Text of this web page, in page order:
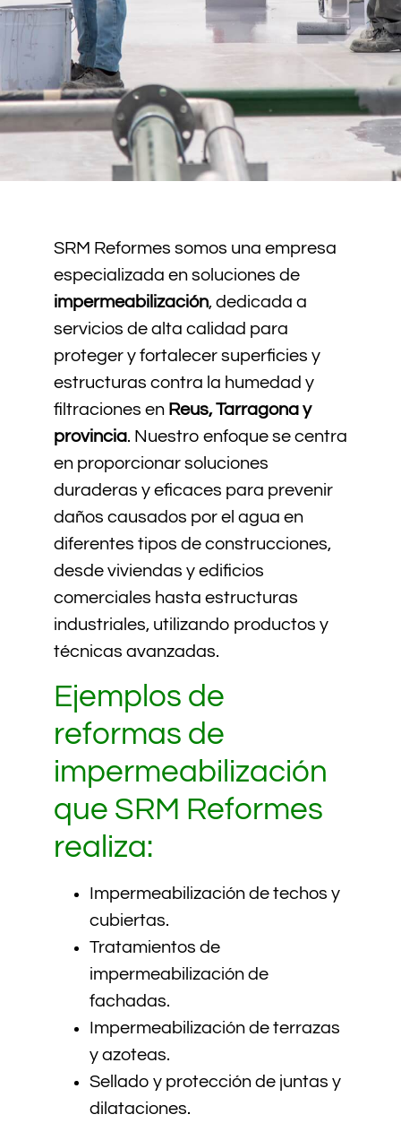
SRM Reformes somos una empresa
especializada en soluciones de
impermeabilización, dedicada a
servicios de alta calidad para
proteger y fortalecer superficies y
estructuras contra la humedad y
filtraciones en Reus, Tarragona y
provincia. Nuestro enfoque se centra
en proporcionar soluciones
duraderas y eficaces para prevenir
daños causados por el agua en
diferentes tipos de construcciones,
desde viviendas y edificios
comerciales hasta estructuras
industriales, utilizando productos y
técnicas avanzadas.
Ejemplos de
reformas de
impermeabilización
que SRM Reformes
realiza:
Impermeabilización de techos y
cubiertas.
Tratamientos de
impermeabilización de
fachadas.
Impermeabilización de terrazas
y azoteas.
Sellado y protección de juntas y
dilataciones.